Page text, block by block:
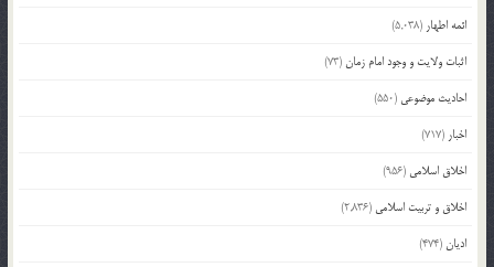
ائمه اطهار (5,038)
اثبات ولایت و وجود امام زمان (73)
احادیث موضوعی (550)
اخبار (717)
اخلاق اسلامی (956)
اخلاق و تربیت اسلامی (2,836)
ادیان (474)